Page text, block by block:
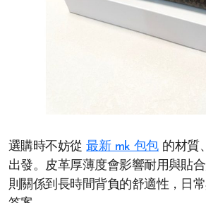
選購時不妨從最新 mk 包包的材質
出發。皮革厚薄度會影響耐用與貼
則關係到長時間背負的舒適性，日